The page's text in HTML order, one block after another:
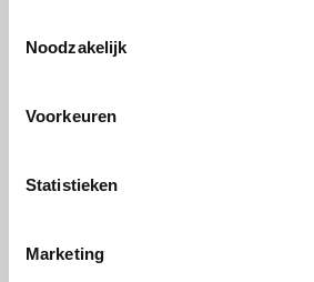
Noodzakelijk
Voorkeuren
Statistieken
Marketing